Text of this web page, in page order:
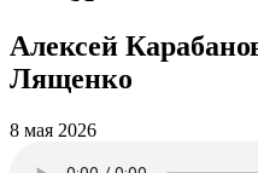
Алексей
Лященко
8 мая 2026